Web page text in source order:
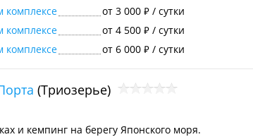
комплексе
комплексе
комплексе
от 3 000 ₽ / сутки
от 4 500 ₽ / сутки
от 6 000 ₽ / сутки
(Триозерье)
и кемпинг на берегу Японского моря.